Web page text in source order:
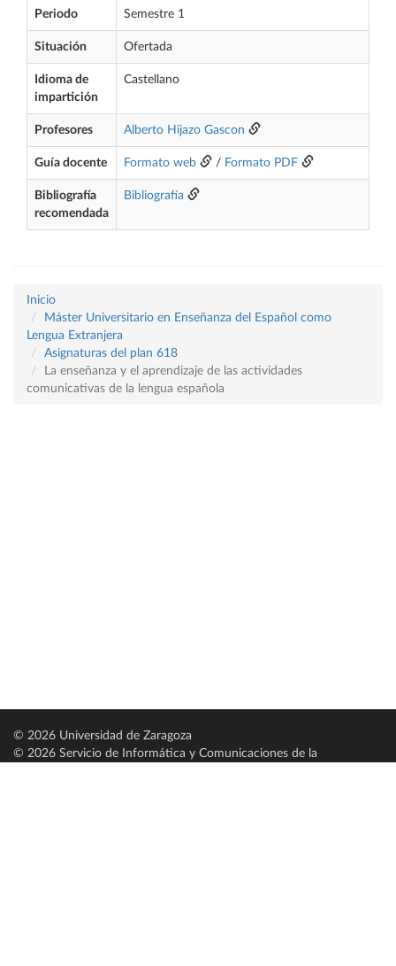
Periodo Semestre 1
Situación Ofertada
Idioma de
impartición
Castellano
Profesores Alberto Hijazo Gascon
Guía docente Formato web / Formato PDF
Bibliografía
recomendada
Bibliografía
Inicio
Máster Universitario en Enseñanza del Español como
Lengua Extranjera
Asignaturas del plan 618
La enseñanza y el aprendizaje de las actividades
comunicativas de la lengua española
© 2026 Universidad de Zaragoza
© 2026 Servicio de Informática y Comunicaciones de la